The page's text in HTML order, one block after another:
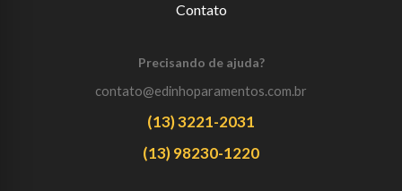
Contato
Precisando de ajuda?
contato@edinhoparamentos.com.br
(13) 3221-2031
(13) 98230-1220